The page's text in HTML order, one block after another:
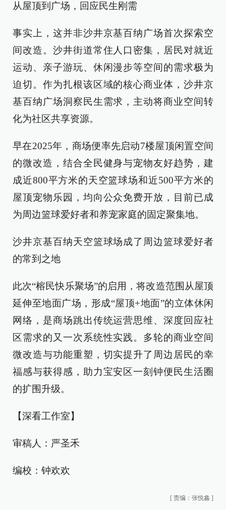
从屋顶到广场，回应民生刚需
事实上，这并非沙井京基百纳广场首次探索空
间改造。沙井街道常住人口密集，居民对就近
运动、亲子游玩、休闲漫步等空间的需求极为
迫切。作为扎根该区域的核心商业体，沙井京
基百纳广场洞察民生需求，主动将商业空间转
化为社区共享资源。
早在2025年，商场便率先启动7楼屋顶闲置空间
的微改造，结合全民健身与宠物友好趋势，建
成近800平方米的天空篮球场和近500平方米的
屋顶宠物乐园，均向公众免费开放，目前已成
为周边篮球爱好者和养宠家庭的固定聚集地。
沙井京基百纳天空篮球场成了周边篮球爱好者
的常到之地
此次“榕民快乐聚场”的启用，将改造范围从屋顶
延伸至地面广场，形成“屋顶+地面”的立体休闲
网络，是商场跳出传统运营思维、深度回应社
区需求的又一次系统性实践。多轮的商业空间
微改造与功能重塑，切实提升了周边居民的幸
福感与获得感，助力宝安区一刻钟便民生活圈
的扩围升级。
【深看工作室】
审稿人：严圣禾
编校：钟欢欢
[ 责编：张悦鑫 ]